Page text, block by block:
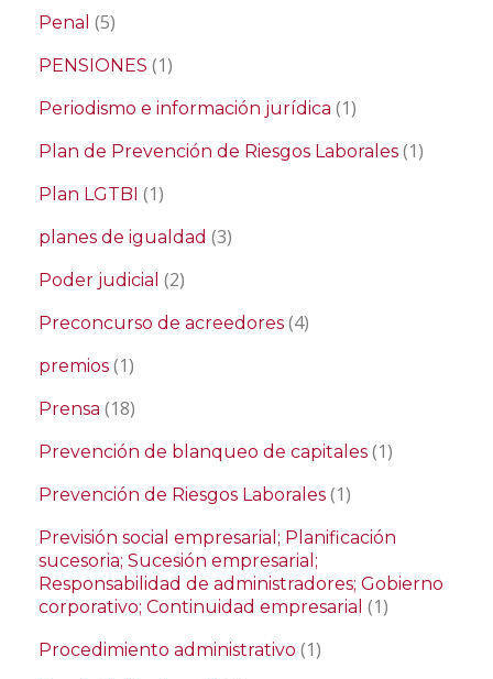
Penal (5)
PENSIONES (1)
Periodismo e información jurídica (1)
Plan de Prevención de Riesgos Laborales (1)
Plan LGTBI (1)
planes de igualdad (3)
Poder judicial (2)
Preconcurso de acreedores (4)
premios (1)
Prensa (18)
Prevención de blanqueo de capitales (1)
Prevención de Riesgos Laborales (1)
Previsión social empresarial; Planificación
sucesoria; Sucesión empresarial;
Responsabilidad de administradores; Gobierno
corporativo; Continuidad empresarial (1)
Procedimiento administrativo (1)